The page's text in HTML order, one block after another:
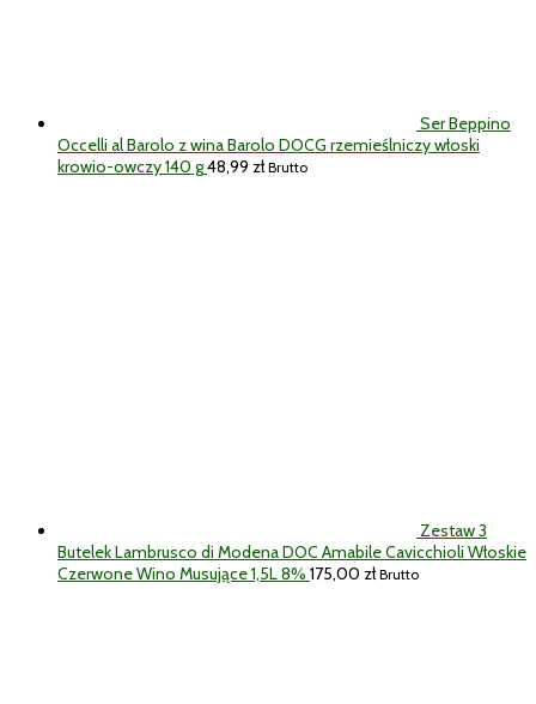
Ser Beppino
Occelli al Barolo z wina Barolo DOCG rzemieślniczy włoski
krowio-owczy 140 g48,99 zł Brutto
Zestaw 3
Butelek Lambrusco di Modena DOC Amabile Cavicchioli Włoskie
Czerwone Wino Musujące 1,5L 8% 175,00 zł Brutto